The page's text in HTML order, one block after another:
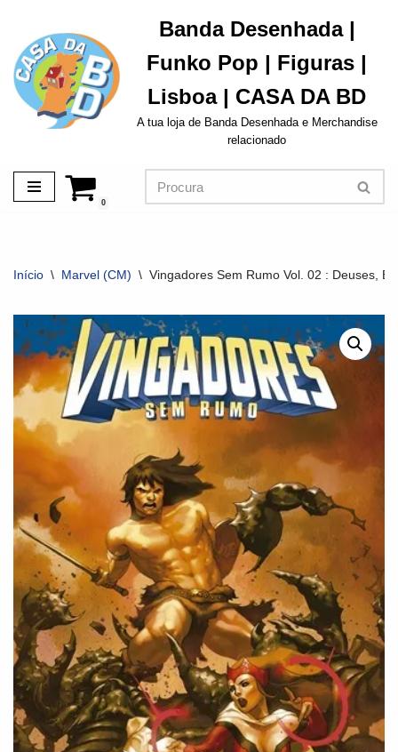
Avançar
para
o
conteúdo
Banda Desenhada |
Funko Pop | Figuras |
Lisboa | CASA DA BD
A tua loja de Banda Desenhada e Merchandise
relacionado
0
Início \ Marvel (CM) \ Vingadores Sem Rumo Vol. 02 : Deuses,